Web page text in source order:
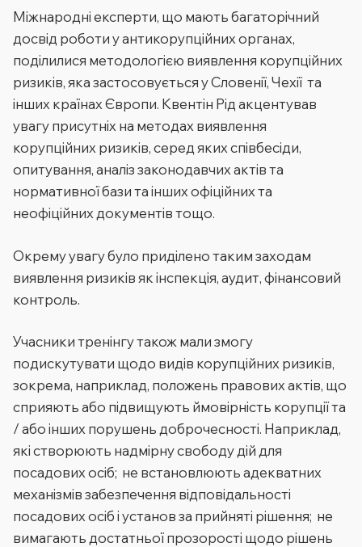
Міжнародні експерти, що мають багаторічний
досвід роботи у антикорупційних органах,
поділилися методологією виявлення корупційних
ризиків, яка застосовується у Словенії, Чехії та
інших країнах Європи. Квентін Рід акцентував
увагу присутніх на методах виявлення
корупційних ризиків, серед яких співбесіди,
опитування, аналіз законодавчих актів та
нормативної бази та інших офіційних та
неофіційних документів тощо.
Окрему увагу було приділено таким заходам
виявлення ризиків як інспекція, аудит, фінансовий
контроль.
Учасники тренінгу також мали змогу
подискутувати щодо видів корупційних ризиків,
зокрема, наприклад, положень правових актів, що
сприяють або підвищують ймовірність корупції та
/ або інших порушень доброчесності. Наприклад,
які створюють надмірну свободу дій для
посадових осіб; не встановлюють адекватних
механізмів забезпечення відповідальності
посадових осіб і установ за прийняті рішення; не
вимагають достатньої прозорості щодо рішень